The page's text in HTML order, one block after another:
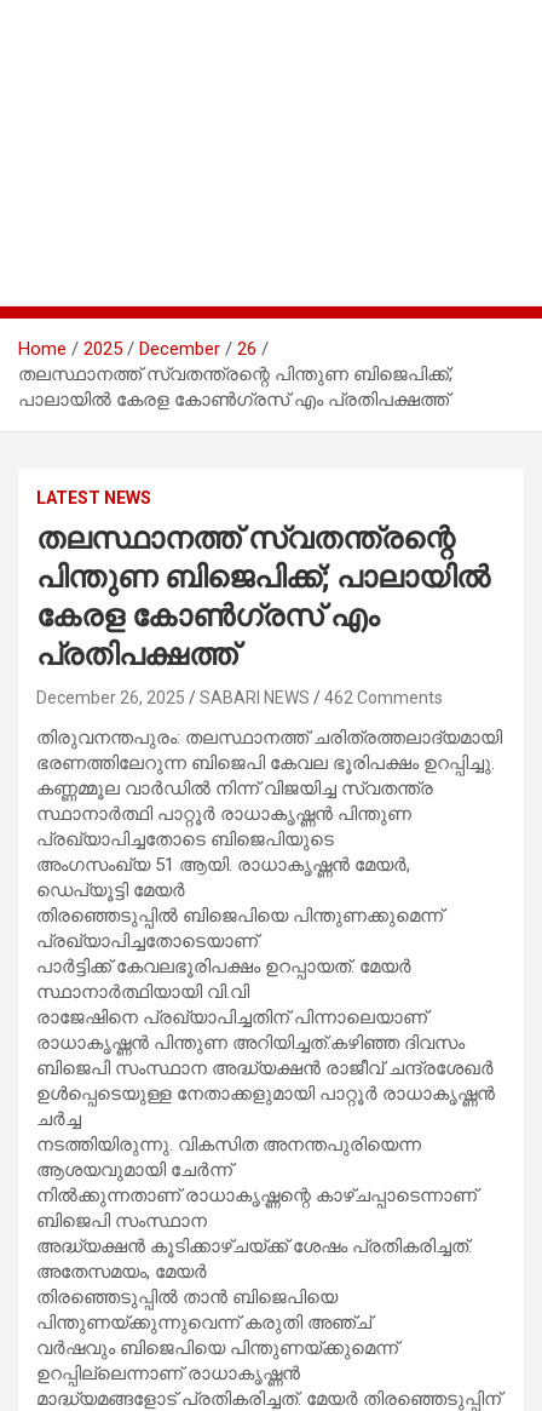
Home 2025 December
26
തലസ്ഥാനത്ത് സ്വതന്ത്രന്റെ പിന്തുണ ബിജെപിക്ക്;
പാലായില്‍ കേരള കോണ്‍ഗ്രസ് എം പ്രതിപക്ഷത്ത്
LATEST NEWS
തലസ്ഥാനത്ത് സ്വതന്ത്രന്റെ
പിന്തുണ ബിജെപിക്ക്; പാലായില്‍
കേരള കോണ്‍ഗ്രസ് എം
പ്രതിപക്ഷത്ത്
December 26, 2025 SABARI NEWS 462 Comments
തിരുവനന്തപുരം: തലസ്ഥാനത്ത് ചരിത്രത്തലാദ്യമായി
ഭരണത്തിലേറുന്ന ബിജെപി കേവല ഭൂരിപക്ഷം ഉറപ്പിച്ചു.
കണ്ണമ്മൂല വാര്‍ഡില്‍ നിന്ന് വിജയിച്ച സ്വതന്ത്ര
സ്ഥാനാര്‍ത്ഥി പാറ്റൂര്‍ രാധാകൃഷ്ണന്‍ പിന്തുണ
പ്രഖ്യാപിച്ചതോടെ ബിജെപിയുടെ
അംഗസംഖ്യ 51 ആയി. രാധാകൃഷ്ണന്‍ മേയര്‍,
ഡെപ്യൂട്ടി മേയര്‍
തിരഞ്ഞെടുപ്പില്‍ ബിജെപിയെ പിന്തുണക്കുമെന്ന്
പ്രഖ്യാപിച്ചതോടെയാണ്
പാര്‍ട്ടിക്ക് കേവലഭൂരിപക്ഷം ഉറപ്പായത്. മേയര്‍
സ്ഥാനാര്‍ത്ഥിയായി വി.വി
രാജേഷിനെ പ്രഖ്യാപിച്ചതിന് പിന്നാലെയാണ്
രാധാകൃഷ്ണന്‍ പിന്തുണ അറിയിച്ചത്.കഴിഞ്ഞ ദിവസം
ബിജെപി സംസ്ഥാന അദ്ധ്യക്ഷന്‍ രാജീവ് ചന്ദ്രശേഖര്‍
ഉള്‍പ്പെടെയുള്ള നേതാക്കളുമായി പാറ്റൂര്‍ രാധാകൃഷ്ണന്‍
ചര്‍ച്ച
നടത്തിയിരുന്നു. വികസിത അനന്തപുരിയെന്ന
ആശയവുമായി ചേര്‍ന്ന്
നില്‍ക്കുന്നതാണ് രാധാകൃഷ്ണന്റെ കാഴ്ചപ്പാടെന്നാണ്
ബിജെപി സംസ്ഥാന
അദ്ധ്യക്ഷന്‍ കൂടിക്കാഴ്ചയ്ക്ക് ശേഷം പ്രതികരിച്ചത്.
അതേസമയം, മേയര്‍
തിരഞ്ഞെടുപ്പില്‍ താന്‍ ബിജെപിയെ
പിന്തുണയ്ക്കുന്നുവെന്ന് കരുതി അഞ്ച്
വര്‍ഷവും ബിജെപിയെ പിന്തുണയ്ക്കുമെന്ന്
ഉറപ്പില്ലെന്നാണ് രാധാകൃഷ്ണന്‍
മാദ്ധ്യമങ്ങളോട് പ്രതികരിച്ചത്. മേയര്‍ തിരഞ്ഞെടുപ്പിന്